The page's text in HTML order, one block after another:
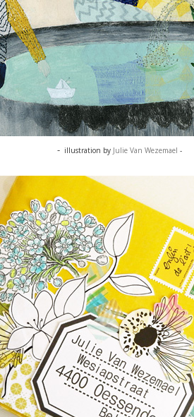
- illustration by Julie Van Wezemael -